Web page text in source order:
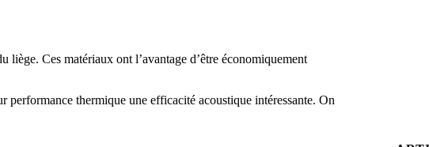
liège. Ces matériaux ont l’avantage d’être économiquement
performance thermique une efficacité acoustique intéressante. On